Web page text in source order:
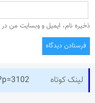
ذخیره نام، ایمیل و وبسایت من
لینک کوتاه